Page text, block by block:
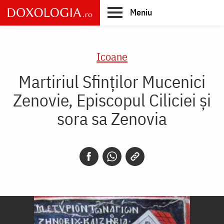
Skip
to
main
Meniu
Icoane
Martiriul Sfinților Mucenici
Zenovie, Episcopul Ciliciei și
sora sa Zenovia